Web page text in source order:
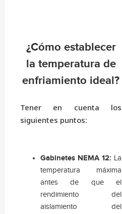
¿Cómo establecer
la temperatura de
enfriamiento ideal?
Tener en cuenta los
siguientes puntos:
Gabinetes NEMA 12: La
temperatura máxima
antes de que el
rendimiento del
aislamiento del